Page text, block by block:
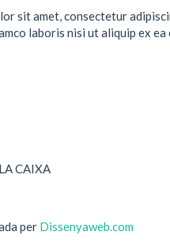
sit amet, consectetur
laboris nisi ut aliquip ex
CAIXA
per Dissenyaweb.com